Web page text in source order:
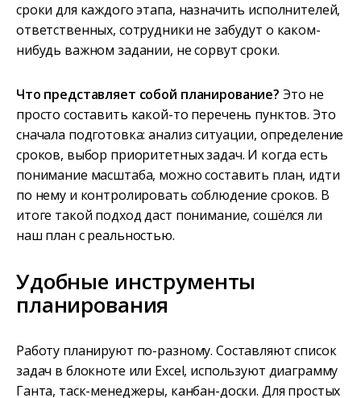
сроки для каждого этапа, назначить исполнителей,
ответственных, сотрудники не забудут о каком-
нибудь важном задании, не сорвут сроки.
Что представляет собой планирование? Это не
просто составить какой-то перечень пунктов. Это
сначала подготовка: анализ ситуации, определение
сроков, выбор приоритетных задач. И когда есть
понимание масштаба, можно составить план, идти
по нему и контролировать соблюдение сроков. В
итоге такой подход даст понимание, сошёлся ли
наш план с реальностью.
Удобные инструменты
планирования
Работу планируют по-разному. Составляют список
задач в блокноте или Excel, используют диаграмму
Ганта, таск-менеджеры, канбан-доски. Для простых